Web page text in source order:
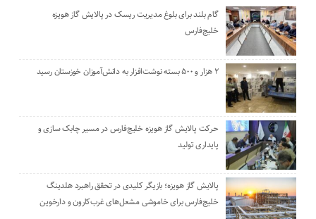
گام بلند برای بلوغ مدیریت ریسک در پالایش گاز هویزه
خلیج‌فارس
۲ هزار و ۵۰۰ بسته نوشت‌افزار به دانش‌آموزان خوزستان رسید
حرکت پالایش گاز هویزه خلیج‌فارس در مسیر چابک سازی و
پایداری تولید
پالایش گاز هویزه؛ بازیگر کلیدی در تحقق راهبرد هلدینگ
خلیج‌فارس برای خاموشی مشعل‌های غرب‌کارون و دارخوین